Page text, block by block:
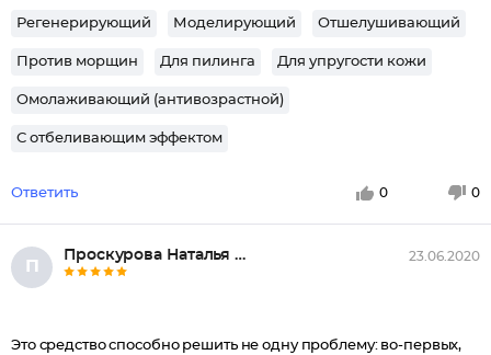
Регенерирующий Моделирующий Отшелушивающий
Против морщин Для пилинга Для упругости кожи
Омолаживающий (антивозрастной)
С отбеливающим эффектом
Ответить 0 0
П
Проскурова Наталья Анатольевна 23.06.2020
Это средство способно решить не одну проблему: во-первых,